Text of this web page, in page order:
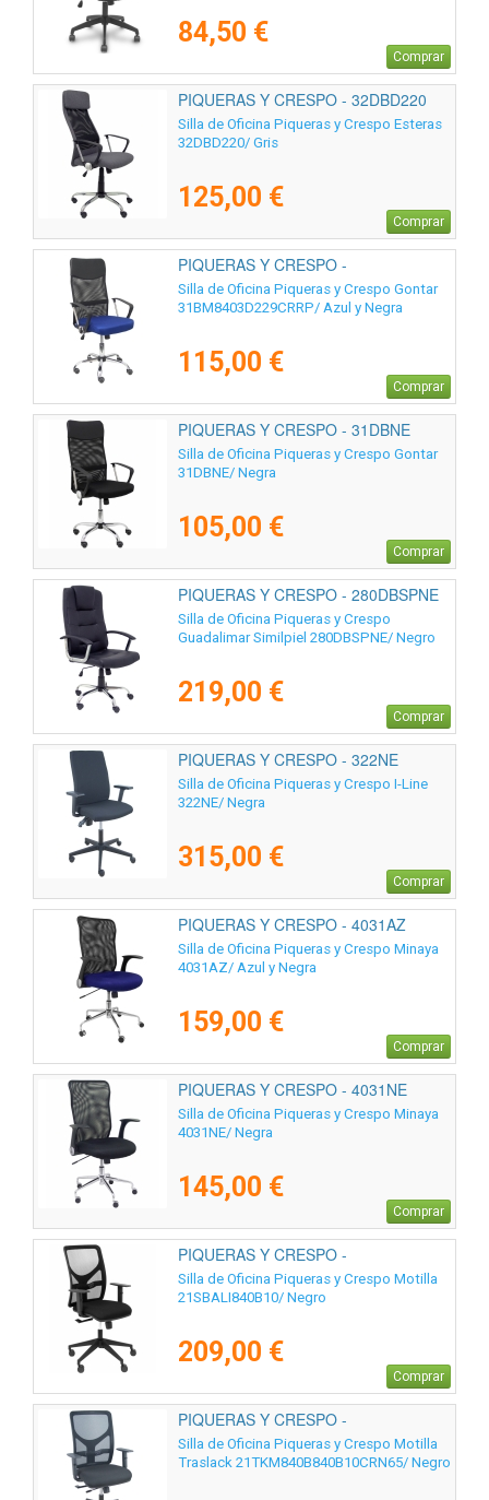
84,50 €
Comprar
PIQUERAS Y CRESPO - 32DBD220
Silla de Oficina Piqueras y Crespo Esteras
32DBD220/ Gris
125,00 €
Comprar
PIQUERAS Y CRESPO -
31BM8403D229CRRP
Silla de Oficina Piqueras y Crespo Gontar
31BM8403D229CRRP/ Azul y Negra
115,00 €
Comprar
PIQUERAS Y CRESPO - 31DBNE
Silla de Oficina Piqueras y Crespo Gontar
31DBNE/ Negra
105,00 €
Comprar
PIQUERAS Y CRESPO - 280DBSPNE
Silla de Oficina Piqueras y Crespo
Guadalimar Similpiel 280DBSPNE/ Negro
219,00 €
Comprar
PIQUERAS Y CRESPO - 322NE
Silla de Oficina Piqueras y Crespo I-Line
322NE/ Negra
315,00 €
Comprar
PIQUERAS Y CRESPO - 4031AZ
Silla de Oficina Piqueras y Crespo Minaya
4031AZ/ Azul y Negra
159,00 €
Comprar
PIQUERAS Y CRESPO - 4031NE
Silla de Oficina Piqueras y Crespo Minaya
4031NE/ Negra
145,00 €
Comprar
PIQUERAS Y CRESPO -
21SBALI840B10
Silla de Oficina Piqueras y Crespo Motilla
21SBALI840B10/ Negro
209,00 €
Comprar
PIQUERAS Y CRESPO -
21TKM840B840B10CRN65
Silla de Oficina Piqueras y Crespo Motilla
Traslack 21TKM840B840B10CRN65/ Negro